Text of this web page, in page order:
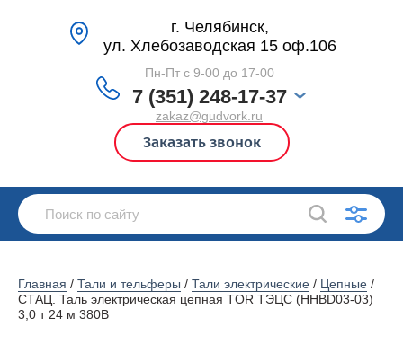
г. Челябинск,
ул. Хлебозаводская 15 оф.106
Пн-Пт с 9-00 до 17-00
7 (351) 248-17-37
zakaz@gudvork.ru
Заказать звонок
Главная / Тали и тельферы / Тали электрические / Цепные /
СТАЦ. Таль электрическая цепная TOR ТЭЦС (HHBD03-03)
3,0 т 24 м 380В